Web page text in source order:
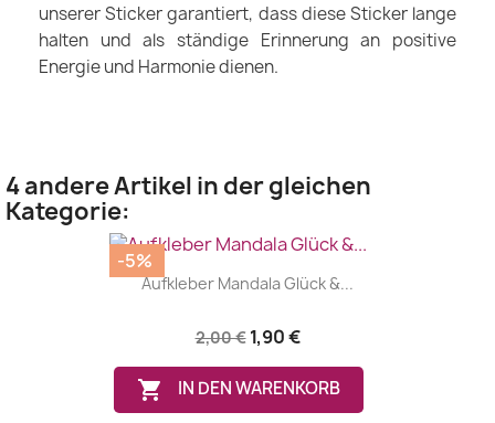
unserer Sticker garantiert, dass diese Sticker lange
halten und als ständige Erinnerung an positive
Energie und Harmonie dienen.
4 andere Artikel in der gleichen
Kategorie:
Aufkleber Mandala Glück &...
2,00 € 1,90 €
 IN DEN WARENKORB
-5%